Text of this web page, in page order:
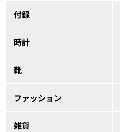
付録
時計
靴
ファッション
雑貨